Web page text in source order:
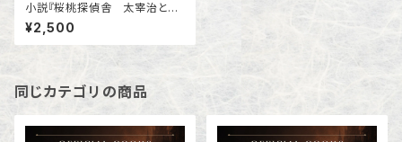
小説『桜桃探偵舎 太宰治と檀
一雄の事件簿』私家版
¥2,500
同じカテゴリの商品